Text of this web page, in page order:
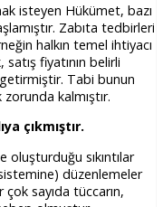
isteyen Hükümet, bazı
Zabıta tedbirleri
halkın temel ihtiyacı
fiyatının belirli
Tabi bunun
zorunda kalmıştır.
çıkmıştır.
oluşturduğu sıkıntılar
düzenlemeler
çok sayıda tüccarın,